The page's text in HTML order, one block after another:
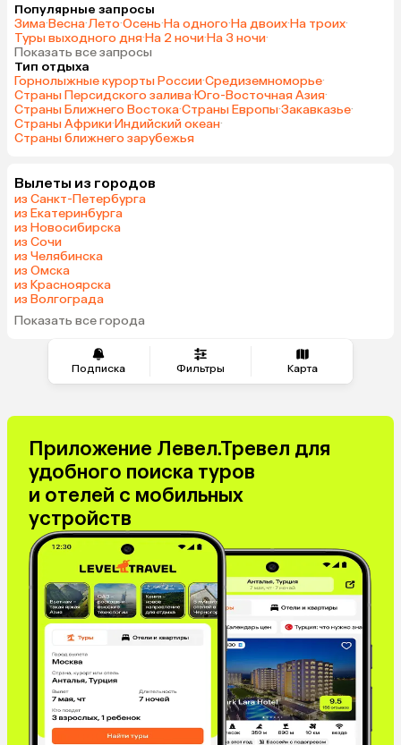
Подписка Фильтры Карта
Популярные запросы
Зима·Весна·Лето·Осень·На одного·На двоих·На троих·
Туры выходного дня·На 2 ночи·На 3 ночи·
Показать все запросы
Тип отдыха
Горнолыжные курорты России·Средиземноморье·
Страны Персидского залива·Юго-Восточная Азия·
Страны Ближнего Востока·Страны Европы·Закавказье·
Страны Африки·Индийский океан·
Страны ближнего зарубежья
Вылеты из городов
из Санкт-Петербурга
из Екатеринбурга
из Новосибирска
из Сочи
из Челябинска
из Омска
из Красноярска
из Волгограда
Показать все города
Приложение Левел.Тревел для
удобного поиска туров
и отелей с мобильных
устройств